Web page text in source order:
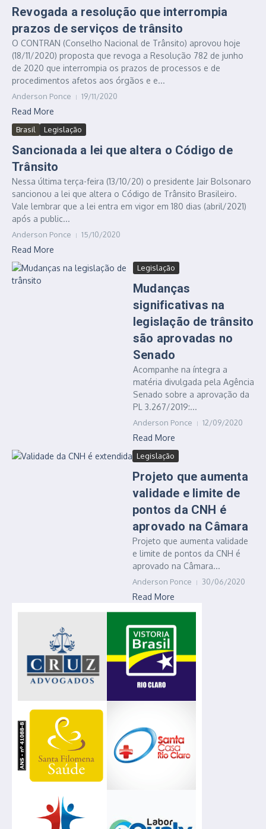
Revogada a resolução que interrompia
prazos de serviços de trânsito
O CONTRAN (Conselho Nacional de Trânsito) aprovou hoje
(18/11/2020) proposta que revoga a Resolução 782 de junho
de 2020 que interrompia os prazos de processos e de
procedimentos afetos aos órgãos e e...
Anderson Ponce 19/11/2020
Read More
Brasil Legislação
Sancionada a lei que altera o Código de
Trânsito
Nessa última terça-feira (13/10/20) o presidente Jair Bolsonaro
sancionou a lei que altera o Código de Trânsito Brasileiro.
Vale lembrar que a lei entra em vigor em 180 dias (abril/2021)
após a public...
Anderson Ponce 15/10/2020
Read More
Legislação
Mudanças
significativas na
legislação de trânsito
são aprovadas no
Senado
Acompanhe na íntegra a
matéria divulgada pela Agência
Senado sobre a aprovação da
PL 3.267/2019:...
Anderson Ponce 12/09/2020
Read More
Legislação
Projeto que aumenta
validade e limite de
pontos da CNH é
aprovado na Câmara
Projeto que aumenta validade
e limite de pontos da CNH é
aprovado na Câmara...
Anderson Ponce 30/06/2020
Read More